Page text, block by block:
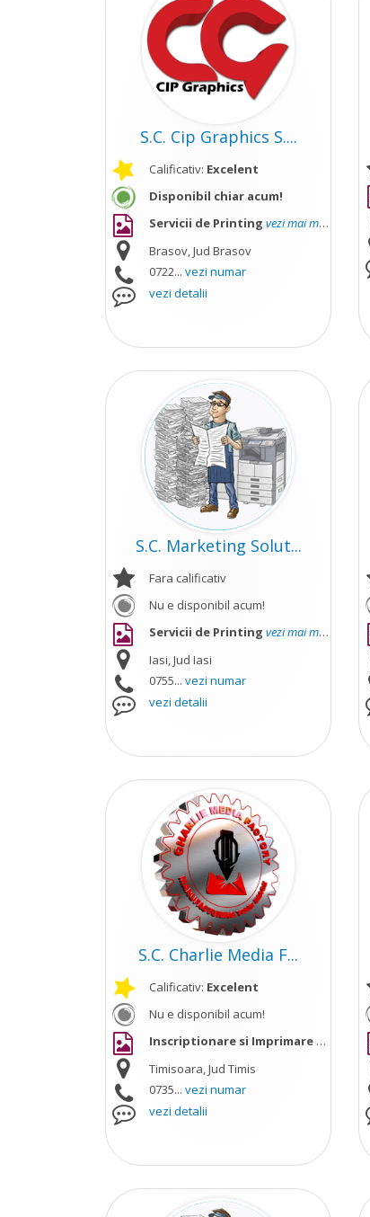
S.C. Cip Graphics S....
Calificativ: Excelent
Disponibil chiar acum!
Servicii de Printing vezi mai mult
Brasov, Jud Brasov
0722... vezi numar
vezi detalii
S.C. Marketing Solut...
Fara calificativ
Nu e disponibil acum!
Servicii de Printing vezi mai mult
Iasi, Jud Iasi
0755... vezi numar
vezi detalii
S.C. Charlie Media F...
Calificativ: Excelent
Nu e disponibil acum!
Inscriptionare si Imprimare Obiecte
Timisoara, Jud Timis
0735... vezi numar
vezi detalii